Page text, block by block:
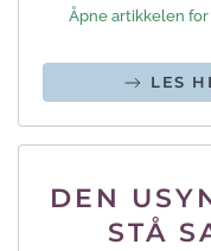
Åpne artikkelen
LES
DEN
STÅ